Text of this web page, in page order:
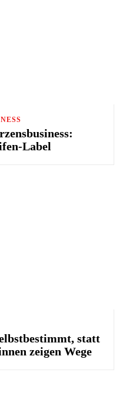
Label
statt
zeigen Wege